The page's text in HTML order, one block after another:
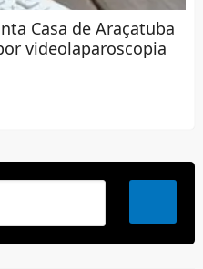
Casa de Araçatuba
videolaparoscopia